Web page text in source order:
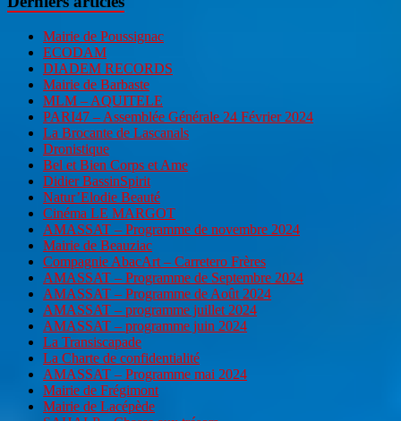
Mairie de Poussignac
ECODAM
DIADEM RECORDS
Mairie de Barbaste
MLM – AQUITELE
PARI47 – Assemblée Générale 24 Février 2024
La Brocante de Lascanals
Dronistique
Bel et Bien Corps et Ame
Didier BassinSpirit
Natur’Elodie Beauté
Cinéma LE MARGOT
AMASSAT – Programme de novembre 2024
Mairie de Beauziac
Compagnie AbacArt – Carretero Frères
AMASSAT – Programme de Septembre 2024
AMASSAT – Programme de Août 2024
AMASSAT – programme juillet 2024
AMASSAT – programme juin 2024
La Transiscapade
La Charte de confidentialité
AMASSAT – Programme mai 2024
Mairie de Frégimont
Mairie de Lacépède